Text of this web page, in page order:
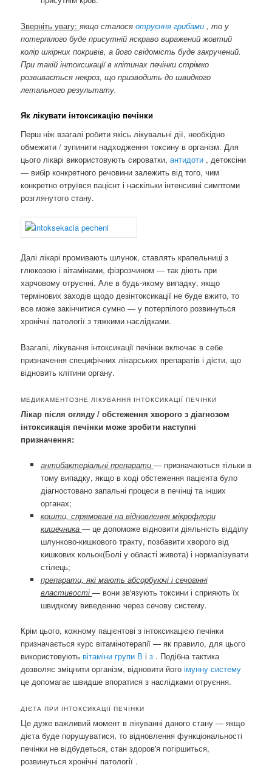
Зверніть увагу:якщо сталосяотруєння грибами , то у
потерпілого буде присутній яскраво виражений жовтий
колір шкірних покривів, а його свідомість буде закручений.
При такій інтоксикації в клітинах печінки стрімко
розвивається некроз, що призводить до швидкого
летального результату.
Як лікувати інтоксикацію печінки
Перш ніж взагалі робити якісь лікувальні дії, необхідно
обмежити / зупинити надходження токсину в організм. Для
цього лікарі використовують сироватки,антидоти , детоксіни
— вибір конкретного речовини залежить від того, чим
конкретно отруївся пацієнт і наскільки інтенсивні симптоми
розглянутого стану.
Далі лікарі промивають шлунок, ставлять крапельниці з
глюкозою і вітамінами, фізрозчином — так діють при
харчовому отруєнні. Але в будь-якому випадку, якщо
термінових заходів щодо дезінтоксикації не буде вжито, то
все може закінчитися сумно — у потерпілого розвинуться
хронічні патології з тяжкими наслідками.
Взагалі, лікування інтоксикації печінки включає в себе
призначення специфічних лікарських препаратів і дієти, що
відновить клітини органу.
МЕДИКАМЕНТОЗНЕ ЛІКУВАННЯ ІНТОКСИКАЦІЇ ПЕЧІНКИ
Лікар після огляду / обстеження хворого з діагнозом
інтоксикація печінки може зробити наступні
призначення:
антибактеріальні препарати — призначаються тільки в
тому випадку, якщо в ході обстеження пацієнта було
діагностовано запальні процеси в печінці та інших
органах;
кошти, спрямовані на відновлення мікрофлори
кишечника — це допоможе відновити діяльність відділу
шлунково-кишкового тракту, позбавити хворого від
кишкових кольок(Болі у області живота) і нормалізувати
стілець;
препарати, які мають абсорбуючі і сечогінні
властивості — вони зв'язують токсини і сприяють їх
швидкому виведенню через сечову систему.
Крім цього, кожному пацієнтові з інтоксикацією печінки
призначається курс вітамінотерапії — як правило, для цього
використовують вітаміни групи Віз . Подібна тактика
дозволяє зміцнити організм, відновити йогоімунну систему
це допомагає швидше впоратися з наслідками отруєння.
ДІЄТА ПРИ ІНТОКСИКАЦІЇ ПЕЧІНКИ
Це дуже важливий момент в лікуванні даного стану — якщо
дієта буде порушуватися, то відновлення функціональності
печінки не відбудеться, стан здоров'я погіршиться,
розвинуться хронічні патології .